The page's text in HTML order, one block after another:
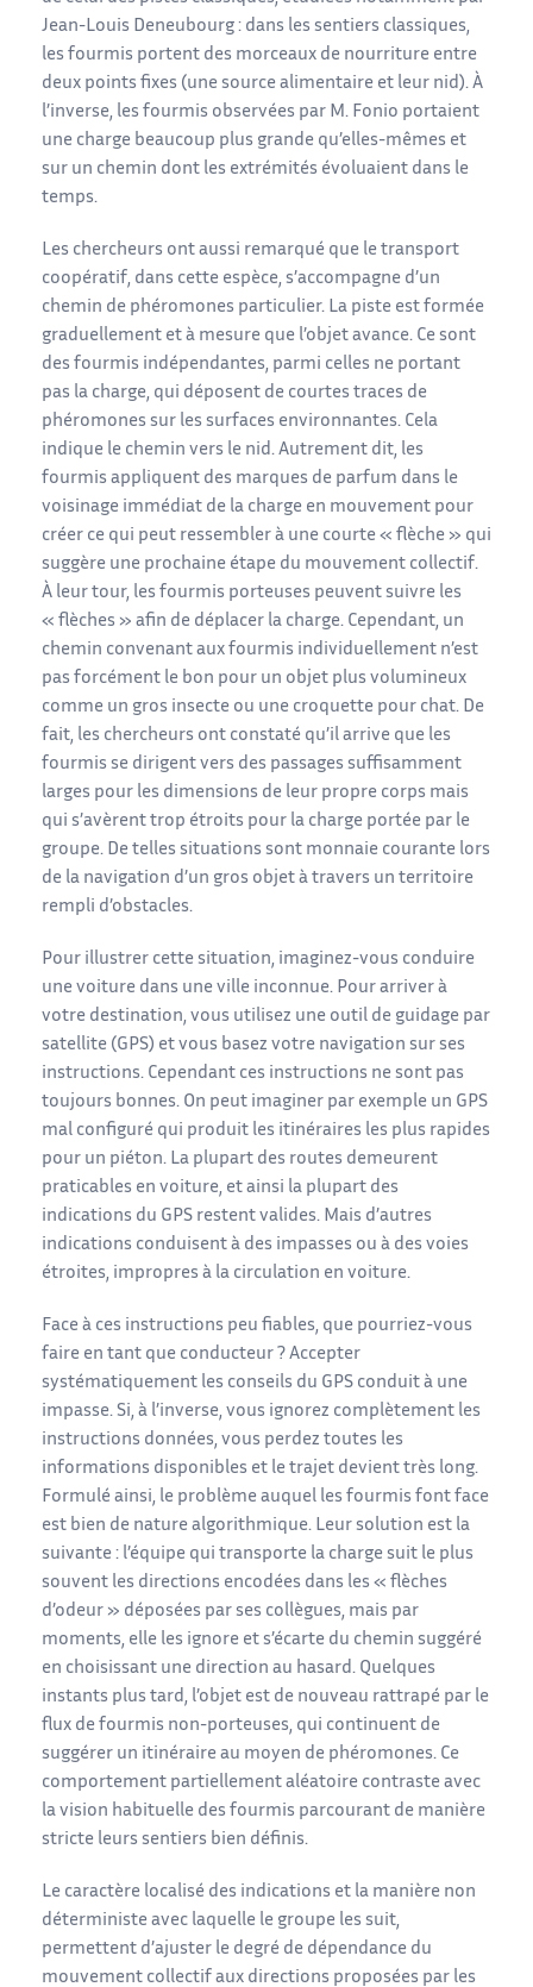
Jean-Louis Deneubourg : dans les sentiers classiques,
les fourmis portent des morceaux de nourriture entre
deux points fixes (une source alimentaire et leur nid). À
l’inverse, les fourmis observées par M. Fonio portaient
une charge beaucoup plus grande qu’elles-mêmes et
sur un chemin dont les extrémités évoluaient dans le
temps.
Les chercheurs ont aussi remarqué que le transport
coopératif, dans cette espèce, s’accompagne d’un
chemin de phéromones particulier. La piste est formée
graduellement et à mesure que l’objet avance. Ce sont
des fourmis indépendantes, parmi celles ne portant
pas la charge, qui déposent de courtes traces de
phéromones sur les surfaces environnantes. Cela
indique le chemin vers le nid. Autrement dit, les
fourmis appliquent des marques de parfum dans le
voisinage immédiat de la charge en mouvement pour
créer ce qui peut ressembler à une courte « flèche » qui
suggère une prochaine étape du mouvement collectif.
À leur tour, les fourmis porteuses peuvent suivre les
« flèches » afin de déplacer la charge. Cependant, un
chemin convenant aux fourmis individuellement n’est
pas forcément le bon pour un objet plus volumineux
comme un gros insecte ou une croquette pour chat. De
fait, les chercheurs ont constaté qu’il arrive que les
fourmis se dirigent vers des passages suffisamment
larges pour les dimensions de leur propre corps mais
qui s’avèrent trop étroits pour la charge portée par le
groupe. De telles situations sont monnaie courante lors
de la navigation d’un gros objet à travers un territoire
rempli d’obstacles.
Pour illustrer cette situation, imaginez-vous conduire
une voiture dans une ville inconnue. Pour arriver à
votre destination, vous utilisez une outil de guidage par
satellite (GPS) et vous basez votre navigation sur ses
instructions. Cependant ces instructions ne sont pas
toujours bonnes. On peut imaginer par exemple un GPS
mal configuré qui produit les itinéraires les plus rapides
pour un piéton. La plupart des routes demeurent
praticables en voiture, et ainsi la plupart des
indications du GPS restent valides. Mais d’autres
indications conduisent à des impasses ou à des voies
étroites, impropres à la circulation en voiture.
Face à ces instructions peu fiables, que pourriez-vous
faire en tant que conducteur ? Accepter
systématiquement les conseils du GPS conduit à une
impasse. Si, à l’inverse, vous ignorez complètement les
instructions données, vous perdez toutes les
informations disponibles et le trajet devient très long.
Formulé ainsi, le problème auquel les fourmis font face
est bien de nature algorithmique. Leur solution est la
suivante : l’équipe qui transporte la charge suit le plus
souvent les directions encodées dans les « flèches
d’odeur » déposées par ses collègues, mais par
moments, elle les ignore et s’écarte du chemin suggéré
en choisissant une direction au hasard. Quelques
instants plus tard, l’objet est de nouveau rattrapé par le
flux de fourmis non-porteuses, qui continuent de
suggérer un itinéraire au moyen de phéromones. Ce
comportement partiellement aléatoire contraste avec
la vision habituelle des fourmis parcourant de manière
stricte leurs sentiers bien définis.
Le caractère localisé des indications et la manière non
déterministe avec laquelle le groupe les suit,
permettent d’ajuster le degré de dépendance du
mouvement collectif aux directions proposées par les